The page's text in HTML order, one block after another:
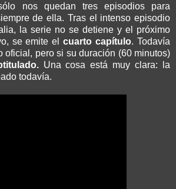
nos quedan tres episodios para
de ella. Tras el intenso episodio
la serie no se detiene y el próximo
se emite elcuarto capítulo. Todavía
oficial, pero si su duración (60 minutos)
Una cosa está muy clara: la
todavía.